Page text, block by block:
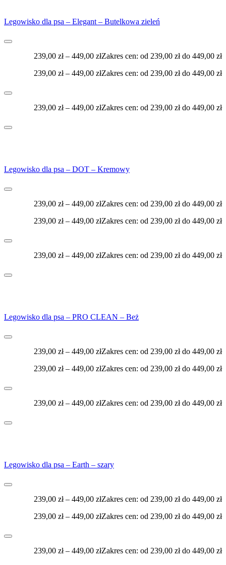
Legowisko dla psa – Elegant – Butelkowa zieleń
239,00 zł – 449,00 złZakres cen: od 239,00 zł do 449,00 zł
239,00 zł – 449,00 złZakres cen: od 239,00 zł do 449,00 zł
239,00 zł – 449,00 złZakres cen: od 239,00 zł do 449,00 zł
Legowisko dla psa – DOT – Kremowy
239,00 zł – 449,00 złZakres cen: od 239,00 zł do 449,00 zł
239,00 zł – 449,00 złZakres cen: od 239,00 zł do 449,00 zł
239,00 zł – 449,00 złZakres cen: od 239,00 zł do 449,00 zł
Legowisko dla psa – PRO CLEAN – Beż
239,00 zł – 449,00 złZakres cen: od 239,00 zł do 449,00 zł
239,00 zł – 449,00 złZakres cen: od 239,00 zł do 449,00 zł
239,00 zł – 449,00 złZakres cen: od 239,00 zł do 449,00 zł
Legowisko dla psa – Earth – szary
239,00 zł – 449,00 złZakres cen: od 239,00 zł do 449,00 zł
239,00 zł – 449,00 złZakres cen: od 239,00 zł do 449,00 zł
239,00 zł – 449,00 złZakres cen: od 239,00 zł do 449,00 zł